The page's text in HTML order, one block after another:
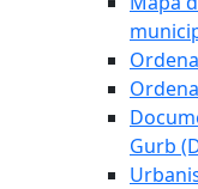
Gurb